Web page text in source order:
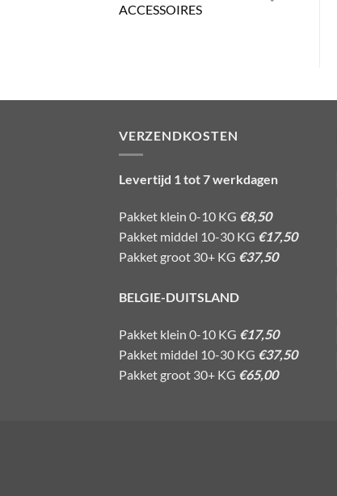
ACCESSOIRES
VERZENDKOSTEN
Levertijd 1 tot 7 werkdagen
Pakket klein 0-10 KG €8,50
Pakket middel 10-30 KG €17,50
Pakket groot 30+ KG €37,50
BELGIE-DUITSLAND
Pakket klein 0-10 KG €17,50
Pakket middel 10-30 KG €37,50
Pakket groot 30+ KG €65,00